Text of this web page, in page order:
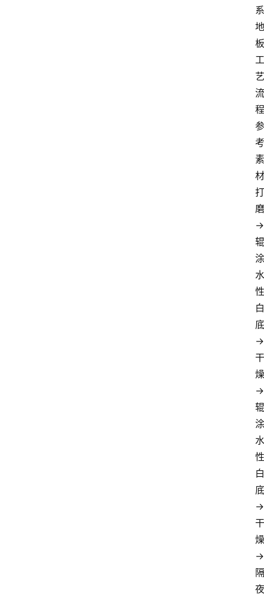
系
地
板
工
艺
流
程
参
考
素
材
打
磨
→
辊
涂
水
性
白
底
→
干
燥
→
辊
涂
水
性
白
底
→
干
燥
→
隔
夜